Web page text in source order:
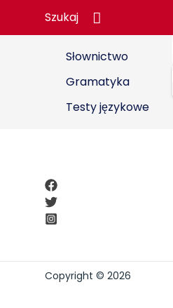
Szukaj Search
Słownictwo
Gramatyka
Testy językowe
Copyright © 2026